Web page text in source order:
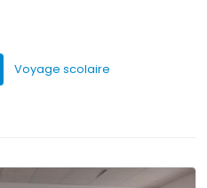
Voyage scolaire